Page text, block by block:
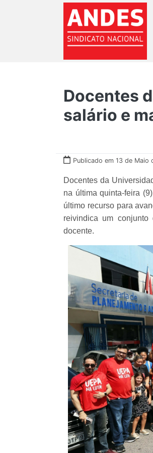
Docentes
salário e
Publicado em 13 de Maio
Docentes da
na última quinta-feira
último recurso para
reivindica um
docente.